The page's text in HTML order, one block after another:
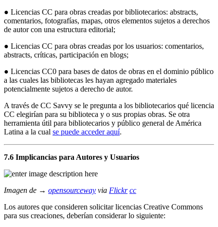
● Licencias CC para obras creadas por bibliotecarios: abstracts,
comentarios, fotografías, mapas, otros elementos sujetos a derechos
de autor con una estructura editorial;
● Licencias CC para obras creadas por los usuarios: comentarios,
abstracts, críticas, participación en blogs;
● Licencias CC0 para bases de datos de obras en el dominio público
a las cuales las bibliotecas les hayan agregado materiales
potencialmente sujetos a derecho de autor.
A través de CC Savvy se le pregunta a los bibliotecarios qué licencia
CC elegirían para su biblioteca y o sus propias obras. Se otra
herramienta útil para bibliotecarios y público general de América
Latina a la cual se puede acceder aquí.
7.6 Implicancias para Autores y Usuarios
Imagen de → opensourceway via Flickr cc
Los autores que consideren solicitar licencias Creative Commons
para sus creaciones, deberían considerar lo siguiente: